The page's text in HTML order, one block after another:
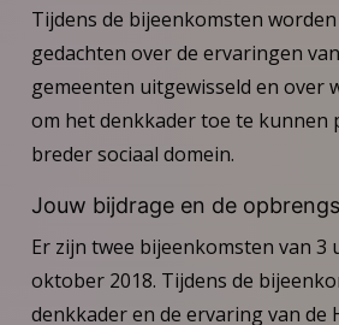
Tijdens de bijeenkomsten
gedachten over de ervaringen
gemeenten uitgewisseld en over
om het denkkader toe te kunnen
breder sociaal domein.
Jouw bijdrage en de
Er zijn twee bijeenkomsten van 3
oktober 2018. Tijdens de
denkkader en de ervaring van de